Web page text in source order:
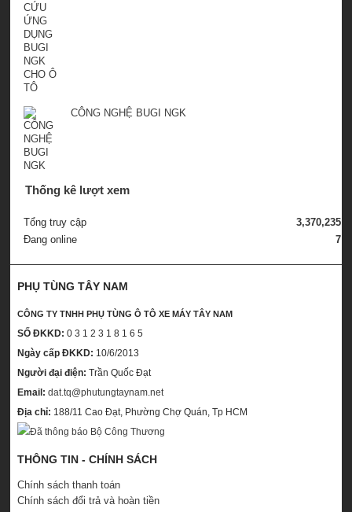
CÔNG NGHỆ BUGI NGK
Thống kê lượt xem
Tổng truy cập
3,370,235
Đang online
7
PHỤ TÙNG TÂY NAM
CÔNG TY TNHH PHỤ TÙNG Ô TÔ XE MÁY TÂY NAM
SỐ ĐKKD: 0 3 1 2 3 1 8 1 6 5
Ngày cấp ĐKKD: 10/6/2013
Người đại điện: Trần Quốc Đạt
Email: dat.tq@phutungtaynam.net
Địa chỉ: 188/11 Cao Đạt, Phường Chợ Quán, Tp HCM
THÔNG TIN - CHÍNH SÁCH
Chính sách thanh toán
Chính sách đổi trả và hoàn tiền